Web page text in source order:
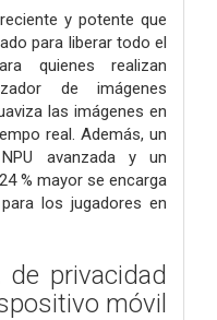
y potente que
para liberar todo el
quienes realizan
de imágenes
las imágenes en
real. Además, un
avanzada y un
% mayor se encarga
los jugadores en
de privacidad
móvil